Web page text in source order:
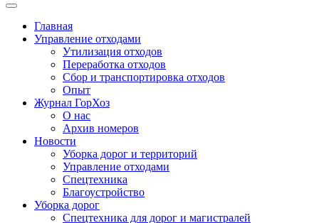
Главная
Управление отходами
Утилизация отходов
Переработка отходов
Сбор и транспортировка отходов
Опыт
Журнал ГорХоз
О нас
Архив номеров
Новости
Уборка дорог и территорий
Управление отходами
Спецтехника
Благоустройство
Уборка дорог
Спецтехника для дорог и магистралей